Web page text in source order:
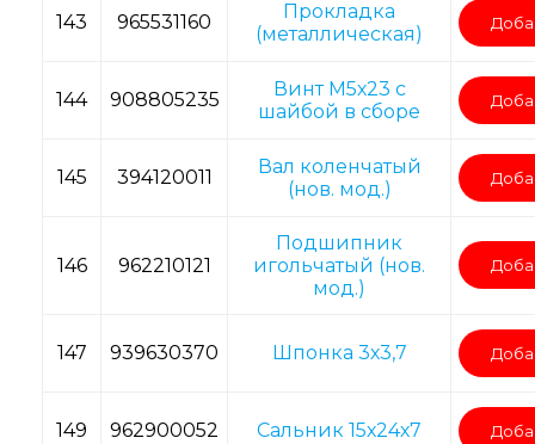
143 965531160
Прокладка
(металлическая)
144 908805235
Винт M5х23 с
шайбой в сборе
145 394120011
Вал коленчатый
(нов. мод.)
146 962210121
Подшипник
игольчатый (нов.
мод.)
147 939630370 Шпонка 3х3,7
149 962900052 Сальник 15х24х7